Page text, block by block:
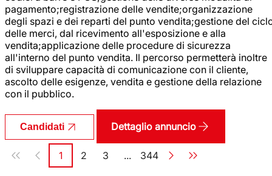
pagamento;registrazione delle vendite;organizzazione
degli spazi e dei reparti del punto vendita;gestione del
delle merci, dal ricevimento all'esposizione e alla
vendita;applicazione delle procedure di sicurezza
all'interno del punto vendita. Il percorso permetterà inoltre
di sviluppare capacità di comunicazione con il cliente,
ascolto delle esigenze, vendita e gestione della relazione
con il pubblico.
Candidati Dettaglio annuncio
Paginazione
Pagina
1 Pagina
2 Pagina
3 ... Pagina
344